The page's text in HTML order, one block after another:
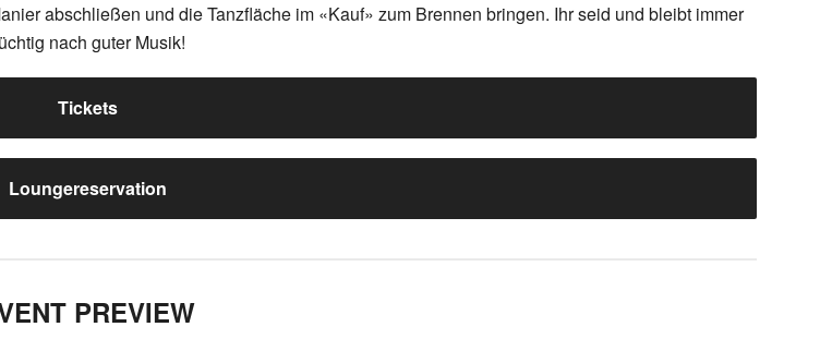
abschließen und die Tanzfläche im «Kauf» zum Brennen bringen. Ihr seid und bleibt immer
nach guter Musik!
Tickets
Loungereservation
PREVIEW